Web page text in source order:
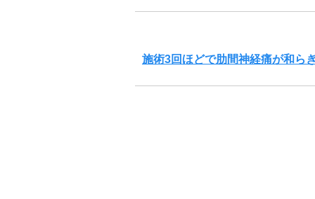
施術3回ほどで肋間神経痛が和ら